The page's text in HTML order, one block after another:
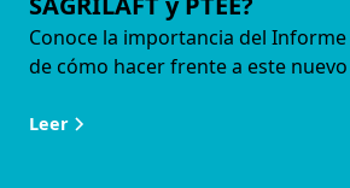
Conoce la importancia del Informe
de cómo hacer frente a este
Leer